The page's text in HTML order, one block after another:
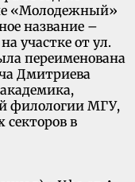
«Молодежный»
название –
участке от ул.
переименована
Дмитриева
филологии МГУ,
секторов в